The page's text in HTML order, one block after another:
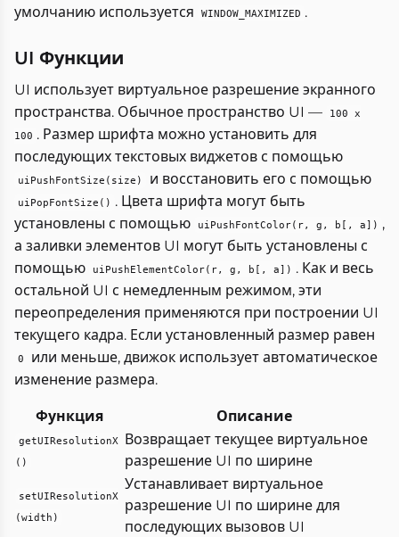
умолчанию используется
WINDOW_MAXIMIZED .
UI Функции
UI использует виртуальное разрешение экранного
пространства. Обычное пространство UI —
100 x
100 . Размер шрифта можно установить для
последующих текстовых виджетов с помощью
uiPushFontSize(size) и восстановить его с помощью
uiPopFontSize() . Цвета шрифта могут быть
установлены с помощью
uiPushFontColor(r, g, b[, a]) ,
а заливки элементов UI могут быть установлены с
помощью
uiPushElementColor(r, g, b[, a]) . Как и весь
остальной UI с немедленным режимом, эти
переопределения применяются при построении UI
текущего кадра. Если установленный размер равен
0
или меньше, движок использует автоматическое
изменение размера.
Функция Описание
getUIResolutionX
()
Возвращает текущее виртуальное
разрешение UI по ширине
setUIResolutionX
(width)
Устанавливает виртуальное
разрешение UI по ширине для
последующих вызовов UI